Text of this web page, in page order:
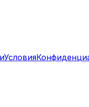
Условия